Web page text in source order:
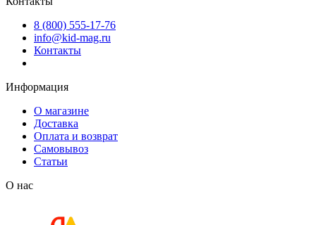
8 (800) 555-17-76
info@kid-mag.ru
Контакты
Информация
О магазине
Доставка
Оплата и возврат
Самовывоз
Статьи
О нас